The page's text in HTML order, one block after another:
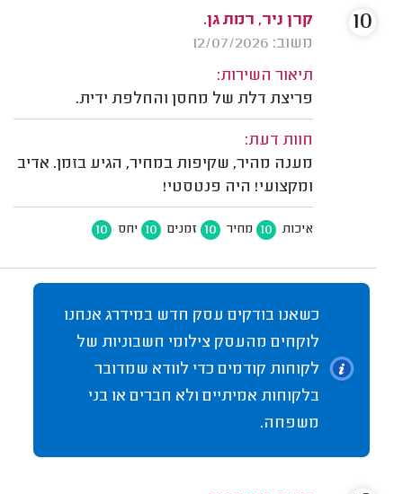
קרן ניר, רמת גן.
משוב: 12/07/2026
תיאור השירות:
פריצת דלת של מחסן והחלפת ידית.
חוות דעת:
מענה מהיר, שקיפות במחיר, הגיע בזמן. אדיב
ומקצועי! היה פנטסטי!
איכות 10 מחיר 10 זמנים 10 יחס 10
10
כשאנו בודקים עסק חדש במידרג אנחנו
לוקחים מהעסק צילומי חשבוניות של
לקוחות קודמים כדי לוודא שמדובר
בלקוחות אמיתיים ולא חברים או בני
משפחה.